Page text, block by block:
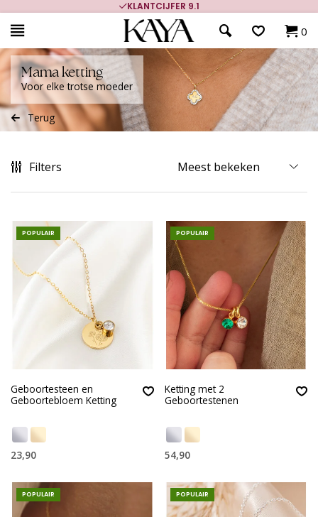
700.000+ TEVREDEN KLANTEN
0
Mama ketting
Voor elke trotse moeder
Terug
Filters
POPULAIR
Geboortesteen en
Geboortebloem Ketting
23,90
POPULAIR
Ketting met 2
Geboortestenen
54,90
POPULAIR POPULAIR